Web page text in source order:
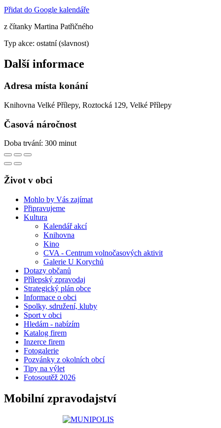
Přidat do Google kalendáře
z čítanky Martina Patřičného
Typ akce: ostatní (slavnost)
Další informace
Adresa místa konání
Knihovna Velké Přílepy, Roztocká 129, Velké Přílepy
Časová náročnost
Doba trvání: 300 minut
Život v obci
Mohlo by Vás zajímat
Připravujeme
Kultura
Kalendář akcí
Knihovna
Kino
CVA - Centrum volnočasových aktivit
Galerie U Korychů
Dotazy občanů
Přílepský zpravodaj
Strategický plán obce
Informace o obci
Spolky, sdružení, kluby
Sport v obci
Hledám - nabízím
Katalog firem
Inzerce firem
Fotogalerie
Pozvánky z okolních obcí
Tipy na výlet
Fotosoutěž 2026
Mobilní zpravodajství